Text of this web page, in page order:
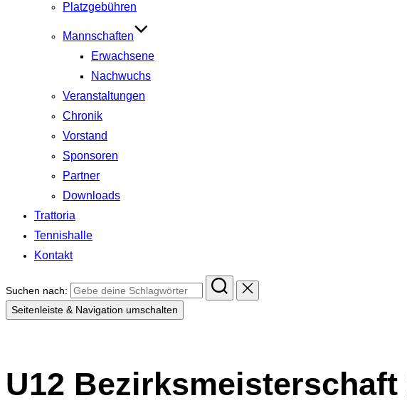
Platzgebühren
Mannschaften
Erwachsene
Nachwuchs
Veranstaltungen
Chronik
Vorstand
Sponsoren
Partner
Downloads
Trattoria
Tennishalle
Kontakt
Suchen nach:
Seitenleiste & Navigation umschalten
U12 Bezirksmeisterschaft